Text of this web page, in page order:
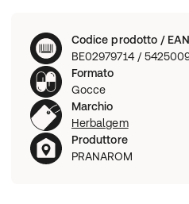
Codice prodotto / EAN
BE02979714 /
Formato
Gocce
Marchio
Herbalgem
Produttore
PRANAROM